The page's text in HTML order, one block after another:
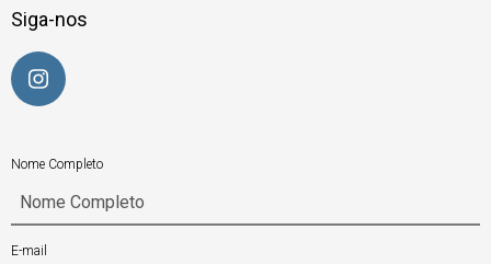
Siga-nos
Nome Completo
E-mail